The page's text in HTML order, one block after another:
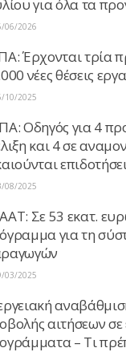
για όλα τα
06/2026
Έρχονται τρία
νέες θέσεις
10/2025
Οδηγός για 4
και 4 σε
08/2025
Σε 53 εκατ.
για τη
03/2025
αιτήσεων σε
– Τι